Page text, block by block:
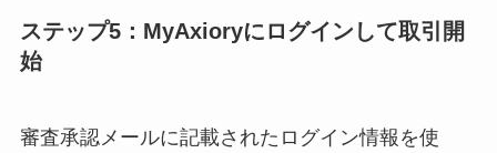
ステップ5：MyAxioryにログインして取引開
始
審査承認メールに記載されたログイン情報を使